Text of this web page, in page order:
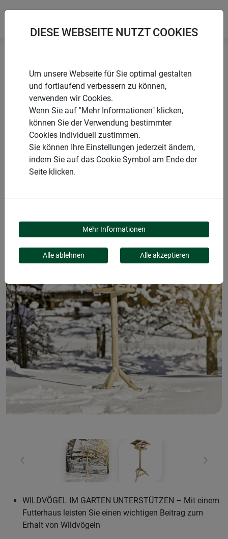
Startseite Vogelhäuser Vogelfutterhaus mit Dreibein
PRODUKTE
VOGELFUTTERHAUS
Zurück Weiter
WILDVÖGEL IM GARTEN UNTERSTÜTZEN – Mit einem
Futterhaus leisten Sie einen wichtigen Beitrag zum
Erhalt von Wildvögeln
DIESE WEBSEITE NUTZT COOKIES
Um unsere Webseite für Sie optimal gestalten
und fortlaufend verbessern zu können,
verwenden wir Cookies.
Wenn Sie auf "Mehr Informationen" klicken,
können Sie der Verwendung bestimmter
Cookies individuell zustimmen.
Sie können Ihre Einstellungen jederzeit ändern,
indem Sie auf das Cookie Symbol am Ende der
Seite klicken.
Mehr Informationen
Alle ablehnen Alle akzeptieren